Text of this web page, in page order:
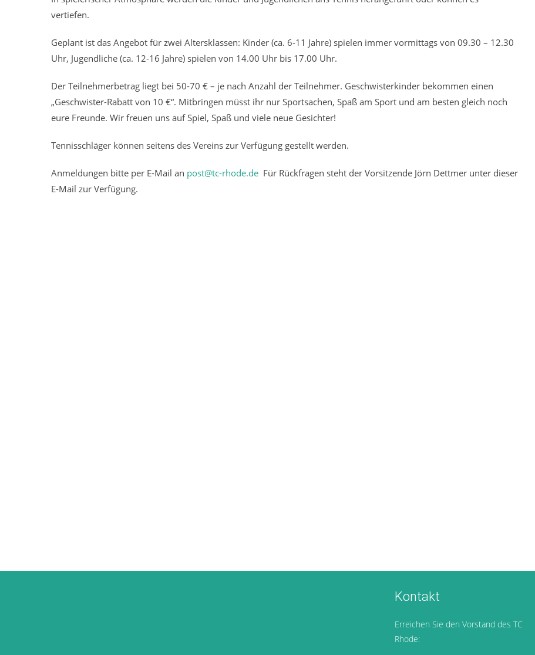
vertiefen.
Geplant ist das Angebot für zwei Altersklassen: Kinder (ca. 6-11 Jahre) spielen immer vormittags von 09.30 – 12.30
Uhr, Jugendliche (ca. 12-16 Jahre) spielen von 14.00 Uhr bis 17.00 Uhr.
Der Teilnehmerbetrag liegt bei 50-70 € – je nach Anzahl der Teilnehmer. Geschwisterkinder bekommen einen
„Geschwister-Rabatt von 10 €“. Mitbringen müsst ihr nur Sportsachen, Spaß am Sport und am besten gleich noch
eure Freunde. Wir freuen uns auf Spiel, Spaß und viele neue Gesichter!
Tennisschläger können seitens des Vereins zur Verfügung gestellt werden.
Anmeldungen bitte per E-Mail an post@tc-rhode.de Für Rückfragen steht der Vorsitzende Jörn Dettmer unter dieser
E-Mail zur Verfügung.
Kontakt
Erreichen Sie den Vorstand des TC
Rhode: